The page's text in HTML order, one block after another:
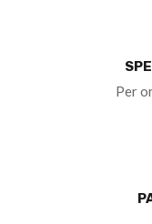
Per